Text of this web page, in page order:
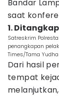
Bandar
saat
1.
Satreskrim
penangkapan
Times/Tama
Dari hasil
tempat